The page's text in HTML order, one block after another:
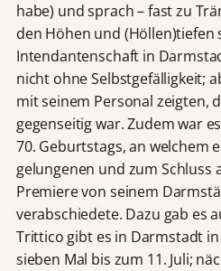
habe) und sprach – fast zu
den Höhen und (Höllen)tiefen
Intendantenschaft in
nicht ohne Selbstgefälligkeit;
mit seinem Personal zeigten,
gegenseitig war. Zudem war
70. Geburtstags, an welchem
gelungenen und zum Schluss
Premiere von seinem
verabschiedete. Dazu gab es
Trittico gibt es in Darmstadt
sieben Mal bis zum 11. Juli;